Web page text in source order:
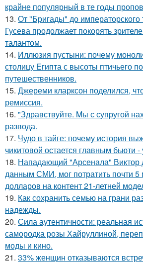
крайне популярный в те годы
13. От "Бригады" до императорского
Гусева продолжает покорять
талантом.
14. Иллюзия пустыни: почему
столицу Египта с высоты птичьего
путешественников.
15. Джереми кларксон поделился,
ремиссия.
16. "Здравствуйте. Mы с супругой
развода.
17. Чудо в тайге: почему история
чикитовой остается главным бьюти -
18. Нападающий "Арсенала" Виктор
данным СМИ, мог потратить почти 5
долларов на контент 21-летней
19. Как сохранить семью на грани
надежды.
20. Сила аутентичности: реальная
самородка розы Хайруллиной,
моды и кино.
21. 33% женщин отказываются